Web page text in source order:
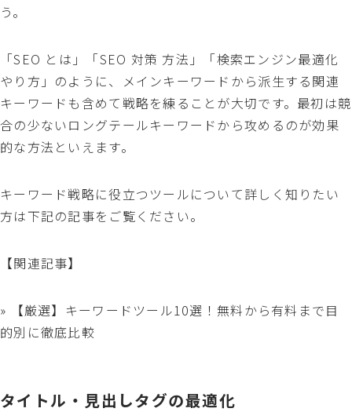
う。
「SEO とは」「SEO 対策 方法」「検索エンジン最適化
やり方」のように、メインキーワードから派生する関連
キーワードも含めて戦略を練ることが大切です。最初は競
合の少ないロングテールキーワードから攻めるのが効果
的な方法といえます。
キーワード戦略に役立つツールについて詳しく知りたい
方は下記の記事をご覧ください。
【関連記事】
» 【厳選】キーワードツール10選！無料から有料まで目
的別に徹底比較
タイトル・見出しタグの最適化